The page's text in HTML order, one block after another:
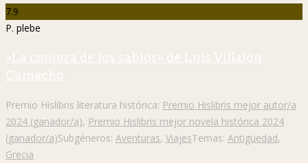
7.9
P. plebe
«La conjura de los sabios» de Luis Villalón
Camacho
Premio Hislibris literatura histórica: Premio Hislibris mejor autor/a
2024 (ganador/a), Premio Hislibris mejor novela histórica 2024
(ganador/a)Subgéneros: Aventuras, ViajesTemas: Antigüedad,
Grecia